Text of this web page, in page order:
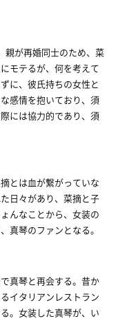
親が再婚同士のため、菜
モテるが、何を考えて
に、彼氏持ちの女性と
感情を抱いており、須
には協力的であり、須
とは血が繋がっていな
日々があり、菜摘と子
んなことから、女装の
真琴のファンとなる。
真琴と再会する。昔か
イタリアンレストラン
。女装した真琴が、い